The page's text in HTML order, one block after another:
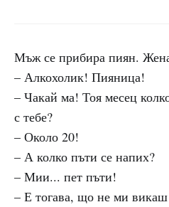
Мъж се прибира пиян.
– Алкохолик! Пияница!
– Чакай ма! Тоя месец
с тебе?
– Около 20!
– А колко пъти се напих?
– Мии... пет пъти!
– Е тогава, що не ми